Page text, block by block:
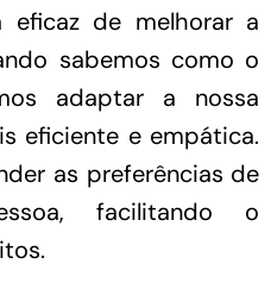
de melhorar a
sabemos como o
adaptar a nossa
eficiente e empática.
as preferências de
facilitando o